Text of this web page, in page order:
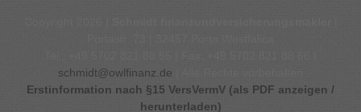
Schmidt finanzundversicherungsmakler
schmidt@owlfinanz.de
Erstinformation nach §15 VersVermV (als PDF anzeigen /
herunterladen)